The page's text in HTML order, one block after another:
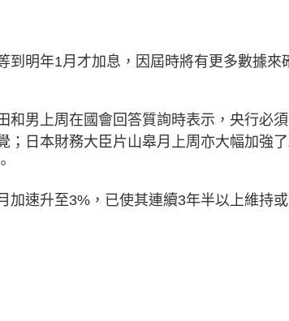
到明年1月才加息，因屆時將有更多數據來
和男上周在國會回答質詢時表示，央行必
；日本財務大臣片山皋月上周亦大幅加強
加速升至3%，已使其連續3年半以上維持